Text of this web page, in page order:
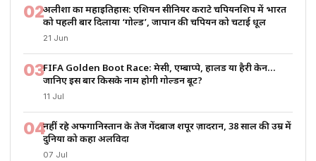
02अलीशा का महाइतिहास: एशियन सीनियर कराटे चैंपियनशिप में भारत
को पहली बार दिलाया ‘गोल्ड’, जापान की चैंपियन को चटाई धूल
21 Jun
03FIFA Golden Boot Race: मेसी, एम्बाप्पे, हालैंड या हैरी केन…
जानिए इस बार किसके नाम होगी गोल्डन बूट?
11 Jul
04नहीं रहे अफगानिस्तान के तेज गेंदबाज शपूर ज़ादरान, 38 साल की उम्र में
दुनिया को कहा अलविदा
07 Jul